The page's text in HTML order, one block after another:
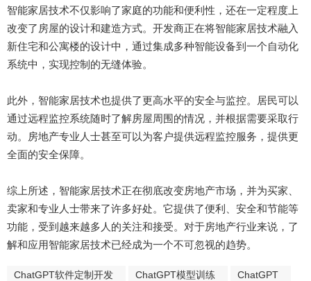
智能家居技术不仅影响了家庭的功能和便利性，还在一定程度上
改变了房屋的设计和建造方式。开发商正在将智能家居技术融入
新住宅和公寓楼的设计中，通过集成多种智能设备到一个自动化
系统中，实现控制的无缝体验。
此外，智能家居技术也提供了更高水平的安全与监控。居民可以
通过远程监控系统随时了解房屋周围的情况，并根据需要采取行
动。房地产专业人士甚至可以为客户提供远程监控服务，提供更
全面的安全保障。
综上所述，智能家居技术正在彻底改变房地产市场，并为买家、
卖家和专业人士带来了许多好处。它提供了便利、安全和节能等
功能，受到越来越多人的关注和接受。对于房地产行业来说，了
解和应用智能家居技术已经成为一个不可忽视的趋势。
ChatGPT软件定制开发 ChatGPT模型训练 ChatGPT